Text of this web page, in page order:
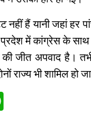
हैं यानी जहां हर
में कांग्रेस के साथ
की जीत अपवाद है।
राज्य भी शामिल हो